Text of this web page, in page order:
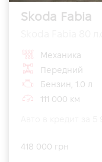
Skoda Fabia
Механика
Передний
Бензин, 1.0 л
111 000 км
418 000 грн